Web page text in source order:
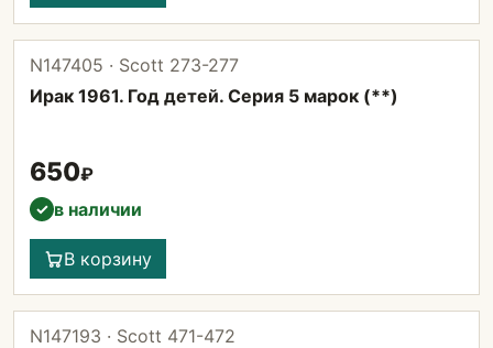
N147405 · Scott 273-277
Ирак 1961. Год детей. Серия 5 марок (**)
650₽
✓ в наличии
В корзину
N147193 · Scott 471-472